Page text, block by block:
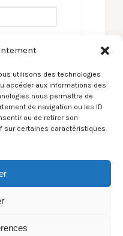
utilisons des technologies
accéder aux informations des
nous permettra de
de navigation ou les ID
ou de retirer son
sur certaines caractéristiques